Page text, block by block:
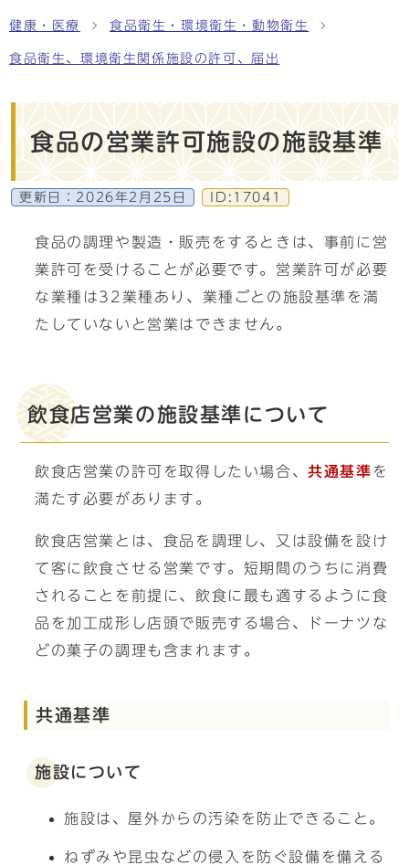
健康・医療 食品衛生・環境衛生・動物衛生
食品衛生、環境衛生関係施設の許可、届出
食品の営業許可施設の施設基準
更新日： 2026年2月25日 ID:17041
食品の調理や製造・販売をするときは、事前に営
業許可を受けることが必要です。営業許可が必要
な業種は32業種あり、業種ごとの施設基準を満
たしていないと営業はできません。
飲食店営業の施設基準について
飲食店営業の許可を取得したい場合、共通基準 を
満たす必要があります。
飲食店営業とは、食品を調理し、又は設備を設け
て客に飲食させる営業です。短期間のうちに消費
されることを前提に、飲食に最も適するように食
品を加工成形し店頭で販売する場合、ドーナツな
どの菓子の調理も含まれます。
共通基準
施設について
施設は、屋外からの汚染を防止できること。
ねずみや昆虫などの侵入を防ぐ設備を備える